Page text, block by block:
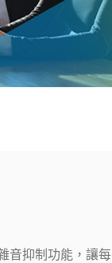
音抑制功能，讓每